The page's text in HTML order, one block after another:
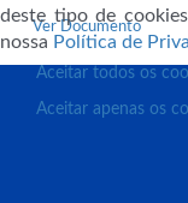
Ver Documento
deste tipo de
nossa Política de
Aceitar todos os
Aceitar apenas os